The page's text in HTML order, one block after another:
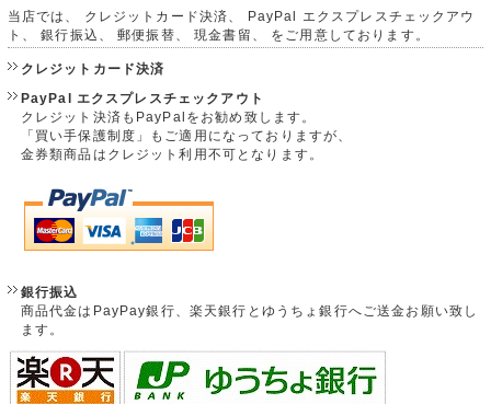
当店では、 クレジットカード決済、 PayPal エクスプレスチェックアウ
ト、 銀行振込、 郵便振替、 現金書留、 をご用意しております。
クレジットカード決済
PayPal エクスプレスチェックアウト
クレジット決済もPayPalをお勧め致します。
「買い手保護制度」もご適用になっておりますが、
金券類商品はクレジット利用不可となります。
銀行振込
商品代金はPayPay銀行、楽天銀行とゆうちょ銀行へご送金お願い致し
ます。